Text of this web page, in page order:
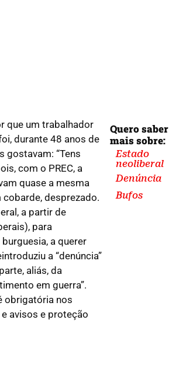
que um trabalhador
durante 48 anos de
gostavam: “Tens
com o PREC, a
quase a mesma
desprezado.
a partir de
para
a querer
a “denúncia”
aliás, da
em guerra”.
obrigatória nos
avisos e proteção
Quero saber
mais sobre:
Estado
neoliberal
Denúncia
Bufos